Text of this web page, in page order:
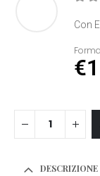
Con
€
DESCRIZIONE